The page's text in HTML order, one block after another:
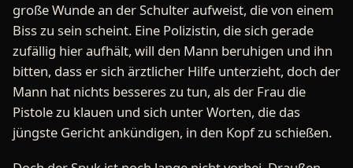
große Wunde an der Schulter aufweist, die von einem
Biss zu sein scheint. Eine Polizistin, die sich gerade
zufällig hier aufhält, will den Mann beruhigen und ihn
bitten, dass er sich ärztlicher Hilfe unterzieht, doch der
Mann hat nichts besseres zu tun, als der Frau die
Pistole zu klauen und sich unter Worten, die das
jüngste Gericht ankündigen, in den Kopf zu schießen.